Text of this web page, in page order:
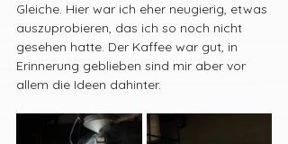
Gleiche. Hier war ich eher neugierig, etwas
auszuprobieren, das ich so noch nicht
gesehen hatte. Der Kaffee war gut, in
Erinnerung geblieben sind mir aber vor
allem die Ideen dahinter.